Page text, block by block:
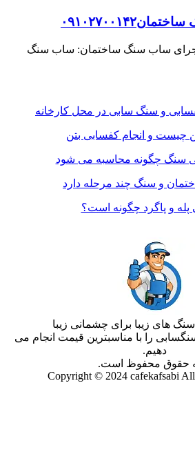
ساب سنگ ساختمان: ساب سنگ
و سنگ سابی در محل کارخانه
چیست و انجام کفسابی بتن
سنگ چگونه محاسبه می شود
و سنگ چند مرحله دارد
پله و پاگرد چگونه است؟
های زیبا برای چشمانی زیبا
را با مناسبترین قیمت انجام می
دهیم.
حقوق محفوظ است.
Copyright © 2024 cafekafsabi All